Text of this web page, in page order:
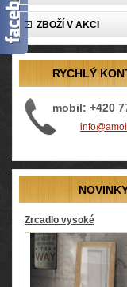
ZBOŽÍ V AKCI
RYCHLÝ
mobil: +420
Zrcadlo vysoké